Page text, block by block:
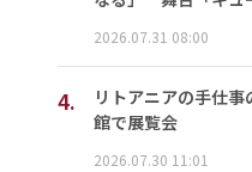
2026.07.31 08:00
4.
リトアニアの手仕
館で展覧会
2026.07.30 11:01